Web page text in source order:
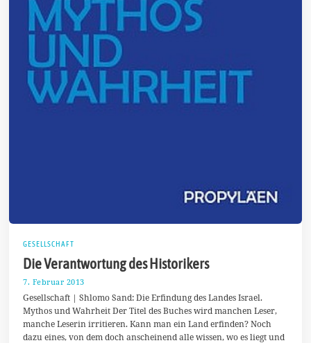
GESELLSCHAFT
Die Verantwortung des Historikers
7. Februar 2013
.
M
a
i
Gesellschaft | Shlomo Sand: Die Erfindung des Landes Israel.
Mythos und Wahrheit Der Titel des Buches wird manchen Leser,
manche Leserin irritieren. Kann man ein Land erfinden? Noch
dazu eines, von dem doch anscheinend alle wissen, wo es liegt und